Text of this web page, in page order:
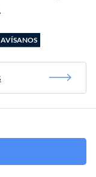
AVÍSANOS